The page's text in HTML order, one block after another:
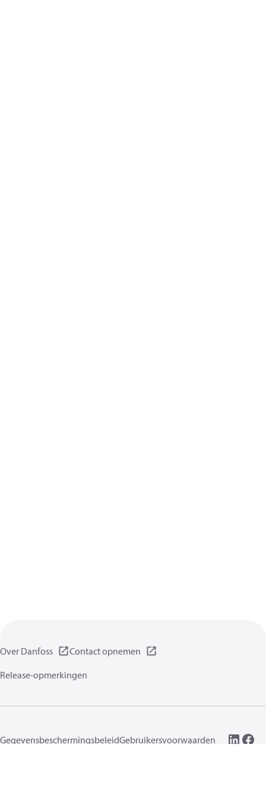
Over Danfoss
Contact opnemen
Release-opmerkingen
GegevensbeschermingsbeleidGebruikersvoorwaarden